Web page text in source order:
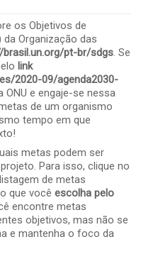
os Objetivos de
da Organização das
brasil.un.org/pt-br/sdgs. Se
link
2020-09/agenda2030-
ONU e engaje-se nessa
de um organismo
tempo em que
metas podem ser
Para isso, clique no
de metas
que você escolha pelo
encontre metas
objetivos, mas não se
e mantenha o foco da